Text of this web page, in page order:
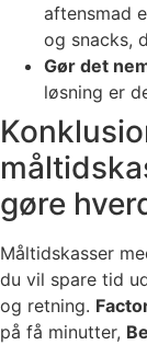
aftensmad
og snacks,
Gør det
løsning er
gøre
Måltidskasser
du vil spare tid
og retning.
på få minutter,